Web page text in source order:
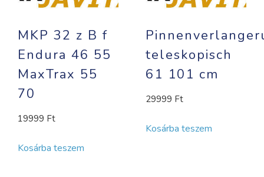
MKP 32 z B f
Endura 46 55
MaxTrax 55
70
19999 Ft
Kosárba teszem
teleskopisch
61 101 cm
29999 Ft
Kosárba teszem